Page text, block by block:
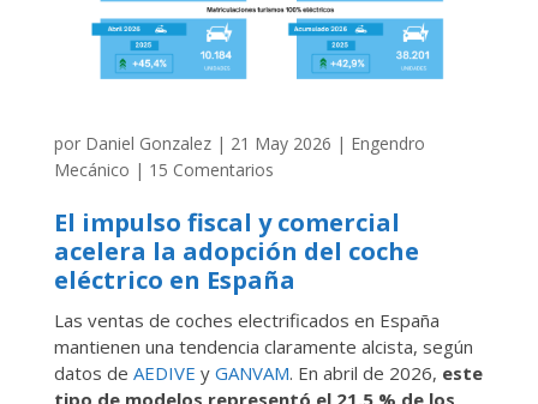
por Daniel Gonzalez| 21 May 2026 | Engendro
Mecánico | 15 Comentarios
El impulso fiscal y comercial
acelera la adopción del coche
eléctrico en España
Las ventas de coches electrificados en España
mantienen una tendencia claramente alcista, según
datos de AEDIVE y GANVAM. En abril de 2026, este
tipo de modelos representó el 21,5 % de los